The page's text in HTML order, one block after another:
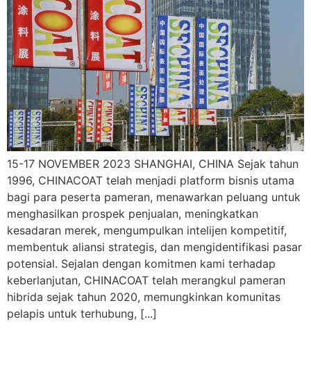
15-17 NOVEMBER 2023 SHANGHAI, CHINA Sejak tahun
1996, CHINACOAT telah menjadi platform bisnis utama
bagi para peserta pameran, menawarkan peluang untuk
menghasilkan prospek penjualan, meningkatkan
kesadaran merek, mengumpulkan intelijen kompetitif,
membentuk aliansi strategis, dan mengidentifikasi pasar
potensial. Sejalan dengan komitmen kami terhadap
keberlanjutan, CHINACOAT telah merangkul pameran
hibrida sejak tahun 2020, memungkinkan komunitas
pelapis untuk terhubung, [...]